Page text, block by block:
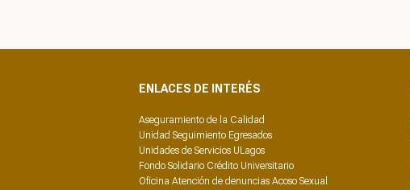
ENLACES DE INTERÉS
Aseguramiento de la Calidad
Unidad Seguimiento Egresados
Unidades de Servicios ULagos
Fondo Solidario Crédito Universitario
Oficina Atención de denuncias Acoso Sexual